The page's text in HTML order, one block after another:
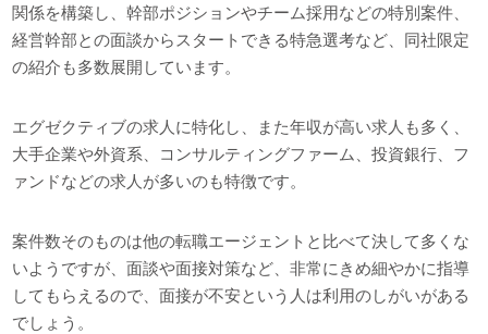
関係を構築し、幹部ポジションやチーム採用などの特別案件、
経営幹部との面談からスタートできる特急選考など、同社限定
の紹介も多数展開しています。
エグゼクティブの求人に特化し、また年収が高い求人も多く、
大手企業や外資系、コンサルティングファーム、投資銀行、フ
ァンドなどの求人が多いのも特徴です。
案件数そのものは他の転職エージェントと比べて決して多くな
いようですが、面談や面接対策など、非常にきめ細やかに指導
してもらえるので、面接が不安という人は利用のしがいがある
でしょう。